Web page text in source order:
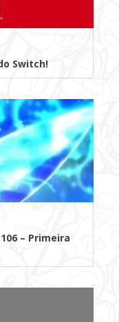
Switch!
– Primeira